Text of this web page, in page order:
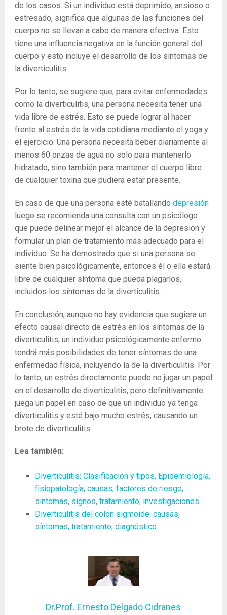
de los casos. Si un individuo está deprimido, ansioso o
estresado, significa que algunas de las funciones del
cuerpo no se llevan a cabo de manera efectiva. Esto
tiene una influencia negativa en la función general del
cuerpo y esto incluye el desarrollo de los síntomas de
la diverticulitis.
Por lo tanto, se sugiere que, para evitar enfermedades
como la diverticulitis, una persona necesita tener una
vida libre de estrés. Esto se puede lograr al hacer
frente al estrés de la vida cotidiana mediante el yoga y
el ejercicio. Una persona necesita beber diariamente al
menos 60 onzas de agua no solo para mantenerlo
hidratado, sino también para mantener el cuerpo libre
de cualquier toxina que pudiera estar presente.
En caso de que una persona esté batallando depresión
luego se recomienda una consulta con un psicólogo
que puede delinear mejor el alcance de la depresión y
formular un plan de tratamiento más adecuado para el
individuo. Se ha demostrado que si una persona se
siente bien psicológicamente, entonces él o ella estará
libre de cualquier síntoma que pueda plagarlos,
incluidos los síntomas de la diverticulitis.
En conclusión, aunque no hay evidencia que sugiera un
efecto causal directo de estrés en los síntomas de la
diverticulitis, un individuo psicológicamente enfermo
tendrá más posibilidades de tener síntomas de una
enfermedad física, incluyendo la de la diverticulitis. Por
lo tanto, un estrés directamente puede no jugar un papel
en el desarrollo de diverticulitis, pero definitivamente
juega un papel en caso de que un individuo ya tenga
diverticulitis y esté bajo mucho estrés, causando un
brote de diverticulitis.
Lea también:
Diverticulitis: Clasificación y tipos, Epidemiología,
fisiopatología, causas, factores de riesgo,
síntomas, signos, tratamiento, investigaciones
Diverticulitis del colon sigmoide: causas,
síntomas, tratamiento, diagnóstico
Dr.Prof. Ernesto Delgado Cidranes